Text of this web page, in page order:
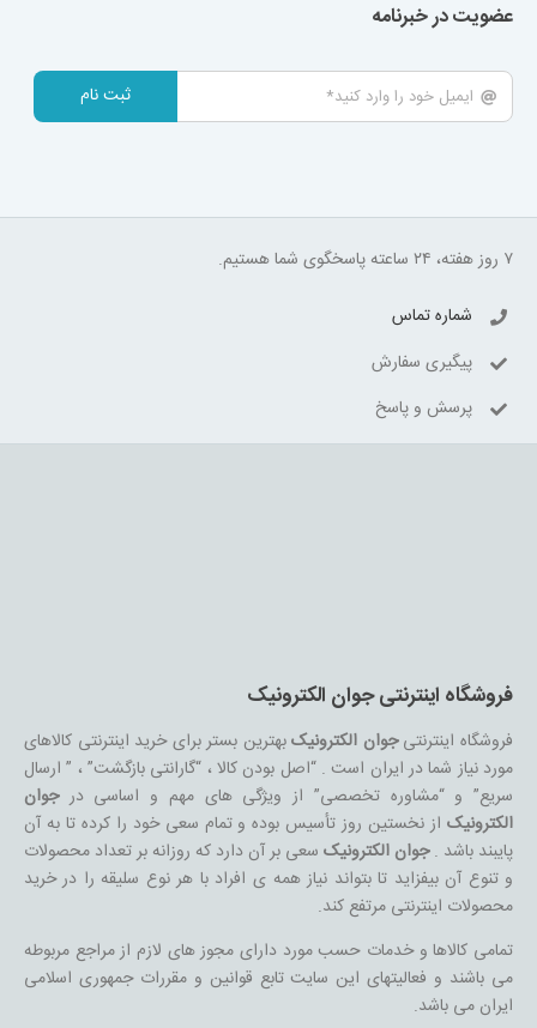
عضویت در خبرنامه
ثبت نام
۷ روز هفته، ۲۴ ساعته پاسخگوی شما هستیم.
شماره تماس
پیگیری سفارش
پرسش و پاسخ
فروشگاه اینترنتی جوان الکترونیک
فروشگاه اینترنتیجوان الکترونیکبهترین بستر برای خرید اینترنتی کالاهای
مورد نیاز شما در ایران است . “اصل بودن کالا ، “گارانتی بازگشت” ، ” ارسال
سریع” و “مشاوره تخصصی” از ویژگی های مهم و اساسی درجوان
الکترونیکاز نخستین روز تأسیس بوده و تمام سعی خود را کرده تا به آن
پایبند باشد .جوان الکترونیکسعی بر آن دارد که روزانه بر تعداد محصولات
و تنوع آن بیفزاید تا بتواند نیاز همه ی افراد با هر نوع سلیقه را در خرید
محصولات اینترنتی مرتفع کند.
تمامی کالاها و خدمات حسب مورد دارای مجوز های لازم از مراجع مربوطه
می باشند و فعالیتهای این سایت تابع قوانین و مقررات جمهوری اسلامی
ایران می باشد.